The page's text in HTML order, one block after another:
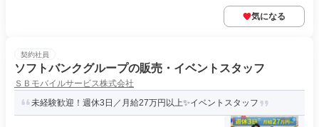
気になる
契約社員
ソフトバンクグループの販売・イベントスタッフ
ＳＢモバイルサービス株式会社
未経験歓迎！週休3日／月給27万円以上✨イベントスタッフ